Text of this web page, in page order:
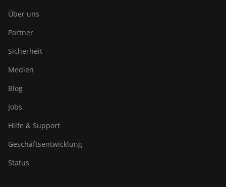
Über uns
Partner
Sicherheit
Medien
Blog
Jobs
Hilfe & Support
Geschäftsentwicklung
Status